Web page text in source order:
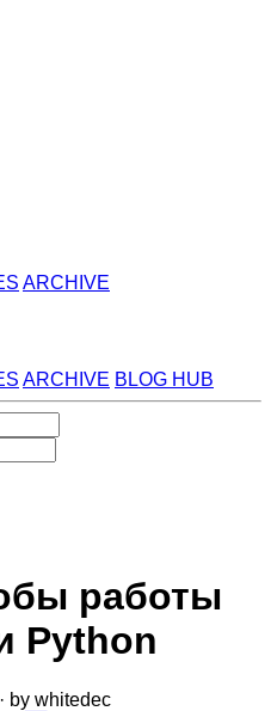
ARCHIVE
ARCHIVE BLOG HUB
работы
Python
· by whitedec